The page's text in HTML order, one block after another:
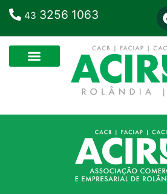
43 3256 1063